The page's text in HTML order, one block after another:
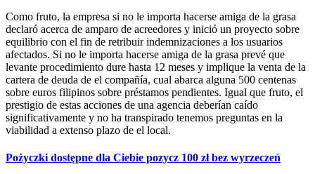
Como fruto, la empresa si no le importa hacerse amiga de la grasa
declaró acerca de amparo de acreedores y inició un proyecto sobre
equilibrio con el fin de retribuir indemnizaciones a los usuarios
afectados. Si no le importa hacerse amiga de la grasa prevé que
levante procedimiento dure hasta 12 meses y implique la venta de la
cartera de deuda de el compañía, cual abarca alguna 500 centenas
sobre euros filipinos sobre préstamos pendientes. Igual que fruto, el
prestigio de estas acciones de una agencia deberían caído
significativamente y no ha transpirado tenemos preguntas en la
viabilidad a extenso plazo de el local.
Pożyczki dostępne dla Ciebie pozycz 100 zł bez wyrzeczeń